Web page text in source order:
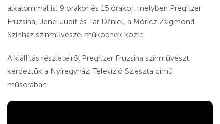
alkalommal is: 9 órakor és 15 órakor, melyben Pregitzer
Fruzsina, Jenei Judit és Tar Dániel, a Móricz Zsigmond
Színház színművészei működnek közre.
A kiállítás részleteiről Pregitzer Fruzsina színművészt
kérdeztük a Nyíregyházi Televízió Szieszta című
műsorában: